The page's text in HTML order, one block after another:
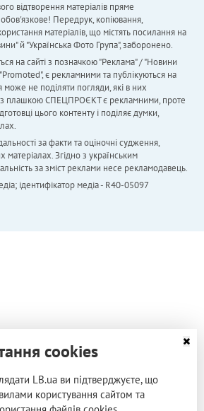
відтворення матеріалів пряме
Передрук, копіювання,
матеріалів, що містять посилання на
й "Українська Фото Група", заборонено.
на сайті з позначкою "Реклама" / "Новини
є рекламними та публікуються на
може не поділяти погляди, які в них
з плашкою СПЕЦПРОЄКТ є рекламними, проте
цього контенту і поділяє думки,
за факти та оціночні судження,
Згідно з українським
за зміст реклами несе рекламодавець.
ідентифікатор медіа - R40-05097
cookies
LB.ua ви підтверджуєте, що
користування сайтом та